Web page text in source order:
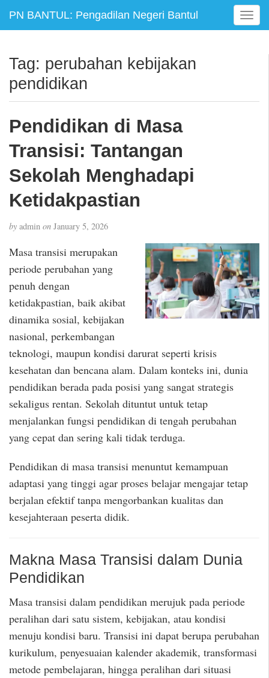
PN BANTUL: Pengadilan Negeri Bantul
T
o
Tag: perubahan kebijakan
pendidikan
Pendidikan di Masa
Transisi: Tantangan
Sekolah Menghadapi
Ketidakpastian
by admin on January 5, 2026
Masa transisi merupakan
periode perubahan yang
penuh dengan
ketidakpastian, baik akibat
dinamika sosial, kebijakan
nasional, perkembangan
teknologi, maupun kondisi darurat seperti krisis
kesehatan dan bencana alam. Dalam konteks ini, dunia
pendidikan berada pada posisi yang sangat strategis
sekaligus rentan. Sekolah dituntut untuk tetap
menjalankan fungsi pendidikan di tengah perubahan
yang cepat dan sering kali tidak terduga.
Pendidikan di masa transisi menuntut kemampuan
adaptasi yang tinggi agar proses belajar mengajar tetap
berjalan efektif tanpa mengorbankan kualitas dan
kesejahteraan peserta didik.
Makna Masa Transisi dalam Dunia
Pendidikan
Masa transisi dalam pendidikan merujuk pada periode
peralihan dari satu sistem, kebijakan, atau kondisi
menuju kondisi baru. Transisi ini dapat berupa perubahan
kurikulum, penyesuaian kalender akademik, transformasi
metode pembelajaran, hingga peralihan dari situasi